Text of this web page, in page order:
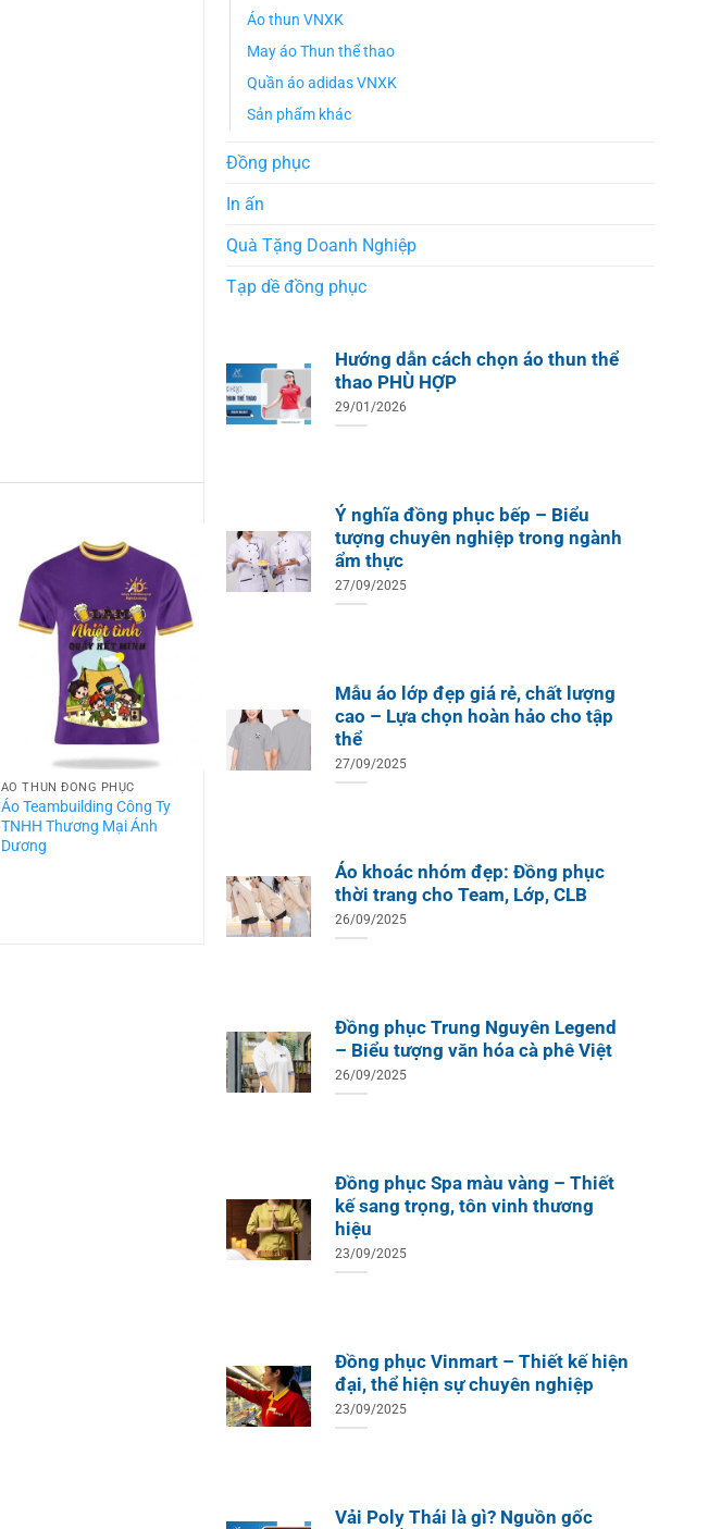
ÁO THUN ĐỒNG PHỤC
Áo Teambuilding Công Ty
TNHH Thương Mại Ánh
Dương
Áo Teambuilding Công Ty
Thủy Sản Biển Xanh
Áo thun VNXK
May áo Thun thể thao
Quần áo adidas VNXK
Sản phẩm khác
Đồng phục
In ấn
Quà Tặng Doanh Nghiệp
Tạp dề đồng phục
Hướng dẫn cách chọn áo thun thể
thao PHÙ HỢP
29/01/2026
Ý nghĩa đồng phục bếp – Biểu
tượng chuyên nghiệp trong ngành
ẩm thực
27/09/2025
Mẫu áo lớp đẹp giá rẻ, chất lượng
cao – Lựa chọn hoàn hảo cho tập
thể
27/09/2025
Áo khoác nhóm đẹp: Đồng phục
thời trang cho Team, Lớp, CLB
26/09/2025
Đồng phục Trung Nguyên Legend
– Biểu tượng văn hóa cà phê Việt
26/09/2025
Đồng phục Spa màu vàng – Thiết
kế sang trọng, tôn vinh thương
hiệu
23/09/2025
Đồng phục Vinmart – Thiết kế hiện
đại, thể hiện sự chuyên nghiệp
23/09/2025
Vải Poly Thái là gì? Nguồn gốc